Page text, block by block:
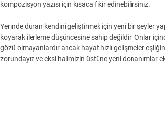
kompozisyon yazısı için kısaca fikir edinebilirsiniz.
Yerinde duran kendini geliştirmek için yeni bir şeyler
koyarak ilerleme düşüncesine sahip değildir. Onlar
gözü olmayanlardır ancak hayat hızlı gelişmeler
zorundayız ve eksi halimizin üstüne yeni donanımlar